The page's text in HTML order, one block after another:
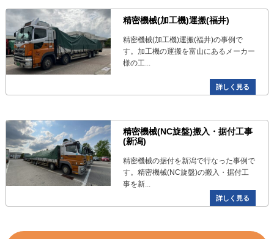
精密機械(加工機)運搬(福井)
精密機械(加工機)運搬(福井)の事例で
す。加工機の運搬を富山にあるメーカー
様の工...
詳しく見る
精密機械(NC旋盤)搬入・据付工事
(新潟)
精密機械の据付を新潟で行なった事例で
す。精密機械(NC旋盤)の搬入・据付工
事を新...
詳しく見る